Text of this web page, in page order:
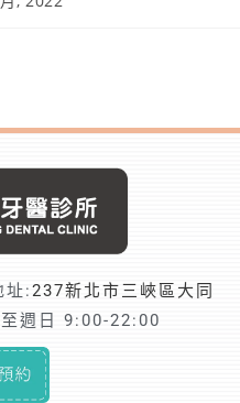
址:237新北市三峽區大同
週日 9:00-22:00